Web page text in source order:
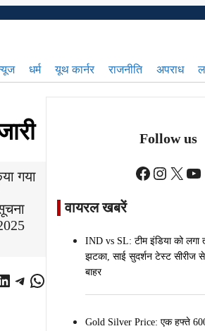
धर्म यूथ कार्नर राजनीति अपराध
गया
Telegram
WhatsApp
Follow us
Facebook
X
वायरल खबरें
IND vs SL: टीम इंडिया को लगा
झटका, साई सुदर्शन टेस्ट सीरीज से
बाहर
Gold Silver Price: एक हफ्ते